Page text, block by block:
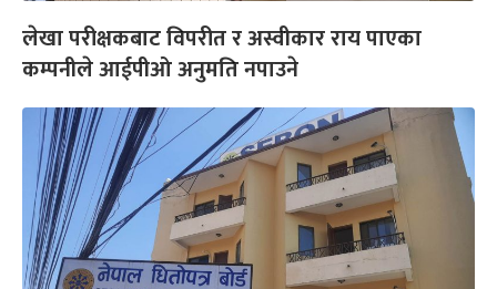
लेखा परीक्षकबाट विपरीत र अस्वीकार राय पाएका
कम्पनीले आईपीओ अनुमति नपाउने